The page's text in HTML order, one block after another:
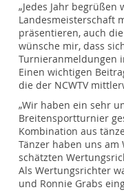
„Jedes Jahr
Landesmeisterschaft
präsentieren, auch
wünsche mir, dass
Turnieranmeldungen
Einen wichtigen
die der NCWTV
„Wir haben ein sehr
Breitensportturnier
Kombination aus
Tänzer haben uns am
schätzten
Als Wertungsrichter
und Ronnie Grabs